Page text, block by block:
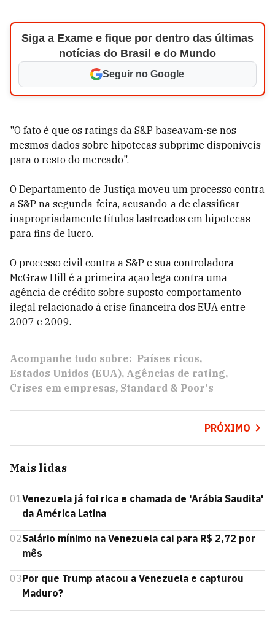
Siga a Exame e fique por dentro das últimas
notícias do Brasil e do Mundo
Seguir no Google
"O fato é que os ratings da S&P baseavam-se nos
mesmos dados sobre hipotecas subprime disponíveis
para o resto do mercado".
O Departamento de Justiça moveu um processo contra
a S&P na segunda-feira, acusando-a de classificar
inapropriadamente títulos lastreados em hipotecas
para fins de lucro.
O processo civil contra a S&P e sua controladora
McGraw Hill é a primeira ação lega contra uma
agência de crédito sobre suposto comportamento
ilegal relacionado à crise financeira dos EUA entre
2007 e 2009.
Acompanhe tudo sobre: Países ricos
Estados Unidos (EUA) Agências de rating
Crises em empresas Standard & Poor's
PRÓXIMO
Mais lidas
01Venezuela já foi rica e chamada de 'Arábia Saudita'
da América Latina
02Salário mínimo na Venezuela cai para R$ 2,72 por
mês
03Por que Trump atacou a Venezuela e capturou
Maduro?